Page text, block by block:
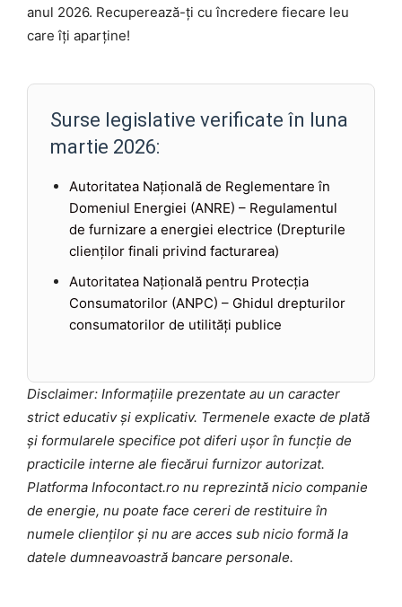
anul 2026. Recuperează-ți cu încredere fiecare leu
care îți aparține!
Surse legislative verificate în luna
martie 2026:
Autoritatea Națională de Reglementare în
Domeniul Energiei (ANRE) – Regulamentul
de furnizare a energiei electrice (Drepturile
clienților finali privind facturarea)
Autoritatea Națională pentru Protecția
Consumatorilor (ANPC) – Ghidul drepturilor
consumatorilor de utilități publice
Disclaimer: Informațiile prezentate au un caracter
strict educativ și explicativ. Termenele exacte de plată
și formularele specifice pot diferi ușor în funcție de
practicile interne ale fiecărui furnizor autorizat.
Platforma Infocontact.ro nu reprezintă nicio companie
de energie, nu poate face cereri de restituire în
numele clienților și nu are acces sub nicio formă la
datele dumneavoastră bancare personale.